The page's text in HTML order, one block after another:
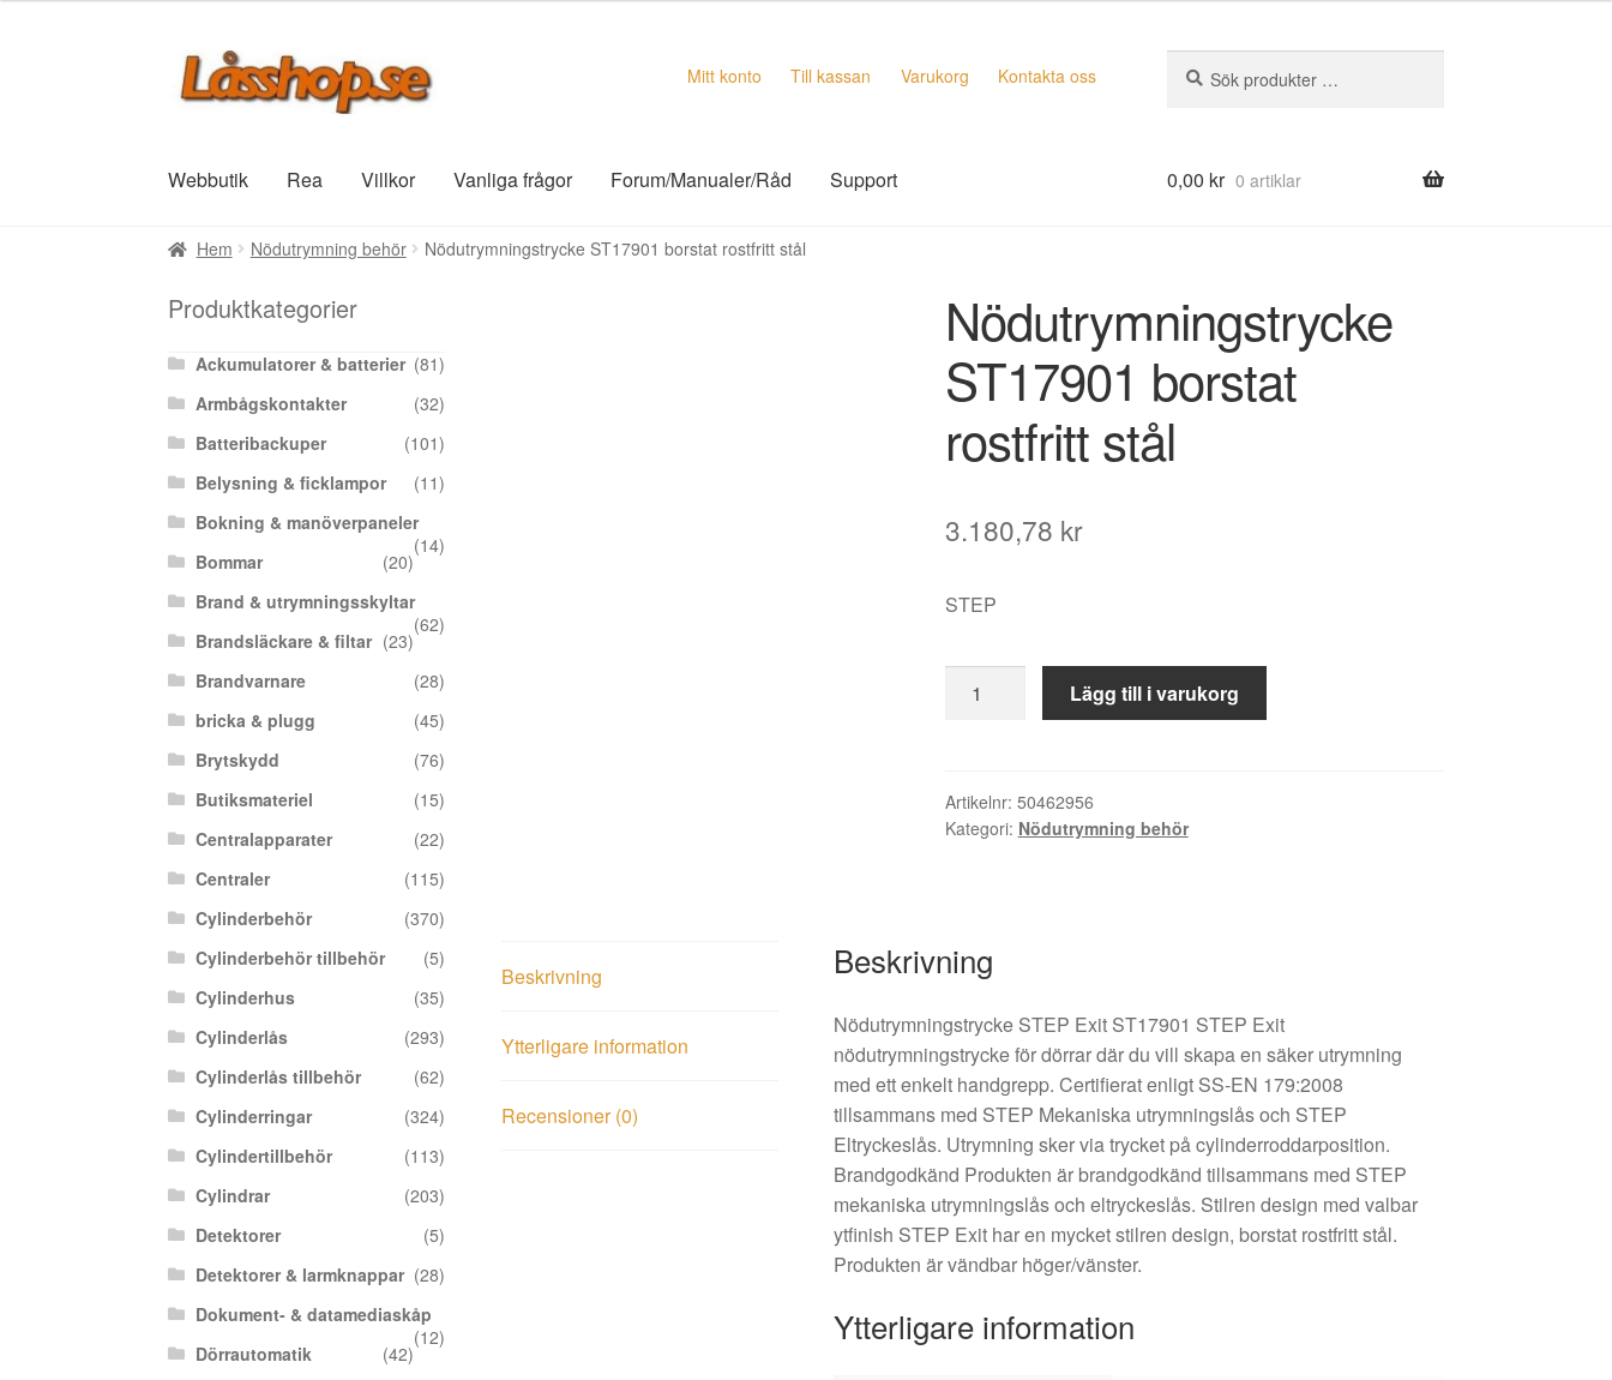
Hoppa
till
Hoppa
till
Mitt konto Till kassan Varukorg Kontakta oss
efter:
Webbutik Rea Villkor Vanliga frågor Forum/Manualer/Råd Support 0,00 kr 0 artiklar
Hem Nödutrymning behör Nödutrymningstrycke ST17901 borstat rostfritt stål
Nödutrymningstrycke
ST17901 borstat
rostfritt stål
3.180,78 kr
STEP
Nödutrymningstrycke
ST17901
stål
mängd
Lägg till i varukorg
Artikelnr: 50462956
Kategori: Nödutrymning behör
Beskrivning
Ytterligare information
Recensioner (0)
Beskrivning
Nödutrymningstrycke STEP Exit ST17901 STEP Exit
nödutrymningstrycke för dörrar där du vill skapa en säker utrymning
med ett enkelt handgrepp. Certifierat enligt SS-EN 179:2008
tillsammans med STEP Mekaniska utrymningslås och STEP
Eltryckeslås. Utrymning sker via trycket på cylinderroddarposition.
Brandgodkänd Produkten är brandgodkänd tillsammans med STEP
mekaniska utrymningslås och eltryckeslås. Stilren design med valbar
ytfinish STEP Exit har en mycket stilren design, borstat rostfritt stål.
Produkten är vändbar höger/vänster.
Ytterligare information
Produktkategorier
Ackumulatorer & batterier (81)
Armbågskontakter
(32)
Batteribackuper
(101)
Belysning & ficklampor
(11)
Bokning & manöverpaneler
(14)
Bommar
(20)
Brand & utrymningsskyltar
(62)
Brandsläckare & filtar (23)
Brandvarnare
(28)
bricka & plugg
(45)
Brytskydd
(76)
Butiksmateriel
(15)
Centralapparater
(22)
Centraler
(115)
Cylinderbehör
(370)
Cylinderbehör tillbehör
(5)
Cylinderhus
(35)
Cylinderlås
(293)
Cylinderlås tillbehör
(62)
Cylinderringar
(324)
Cylindertillbehör
(113)
Cylindrar
(203)
Detektorer
(5)
Detektorer & larmknappar (28)
Dokument- & datamediaskåp
(12)
Dörrautomatik
(42)